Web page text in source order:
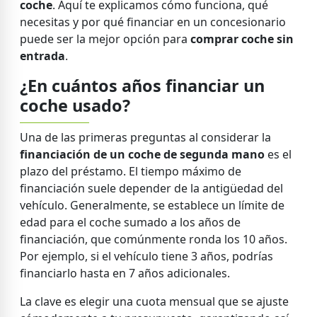
coche. Aquí te explicamos cómo funciona, qué
necesitas y por qué financiar en un concesionario
puede ser la mejor opción para comprar coche sin
entrada.
¿En cuántos años financiar un
coche usado?
Una de las primeras preguntas al considerar la
financiación de un coche de segunda mano es el
plazo del préstamo. El tiempo máximo de
financiación suele depender de la antigüedad del
vehículo. Generalmente, se establece un límite de
edad para el coche sumado a los años de
financiación, que comúnmente ronda los 10 años.
Por ejemplo, si el vehículo tiene 3 años, podrías
financiarlo hasta en 7 años adicionales.
La clave es elegir una cuota mensual que se ajuste